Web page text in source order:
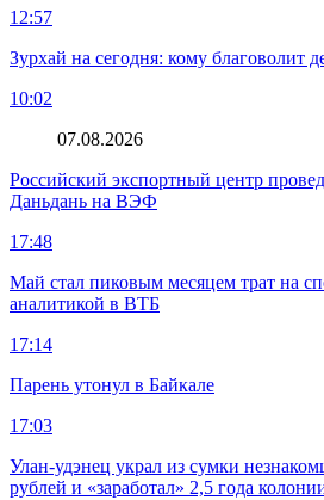
12:57
Зурхай на сегодня: кому благоволит
10:02
07.08.2026
Российский экспортный центр
Даньдань на ВЭФ
17:48
Май стал пиковым месяцем трат на
аналитикой в ВТБ
17:14
Парень утонул в Байкале
17:03
Улан-удэнец украл из сумки
рублей и «заработал» 2,5 года